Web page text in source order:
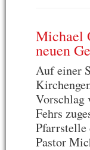
Michael
neuen
Auf einer
Vorschlag
Fehrs
Pfarrstelle
Pastor